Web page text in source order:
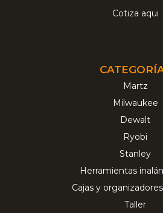
Cotiza aqui
Martz
Milwaukee
Dewalt
Ryobi
Stanley
Herramientas
Cajas y
Taller